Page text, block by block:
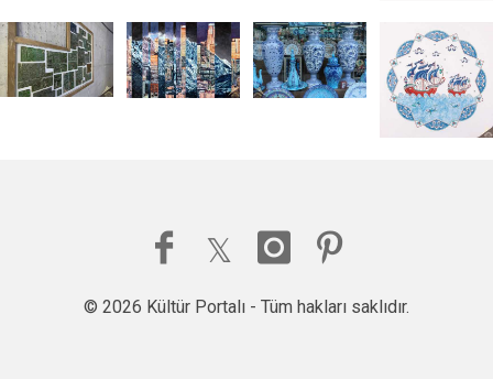
© 2026 Kültür Portalı - Tüm hakları saklıdır.